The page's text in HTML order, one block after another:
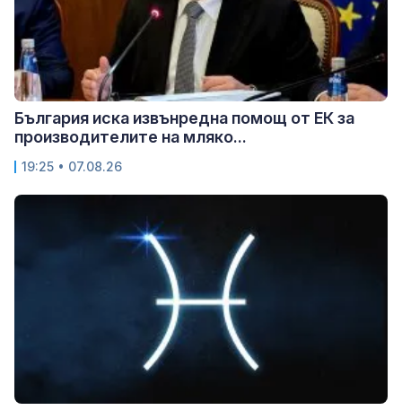
България иска извънредна помощ от ЕК за
производителите на мляко...
19:25 • 07.08.26